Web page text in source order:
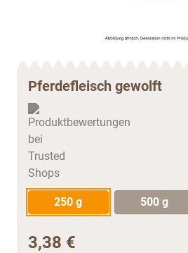
Pferdefleisch gewolft
250 g 500 g
3,38 €